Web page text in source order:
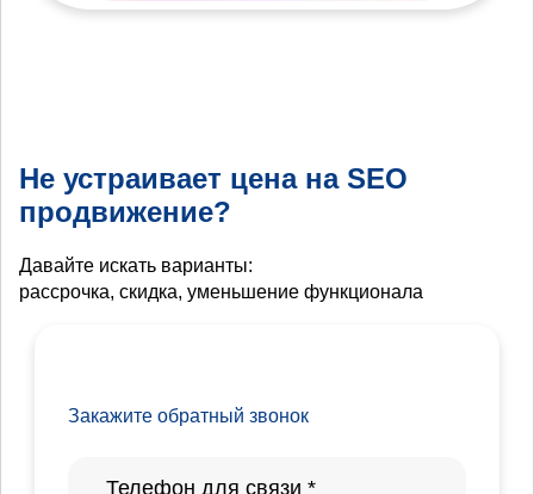
Не устраивает цена на SEO
продвижение?
Давайте искать варианты:
рассрочка, скидка, уменьшение функционала
Закажите обратный звонок